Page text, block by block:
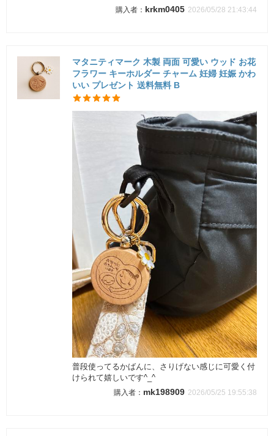
krkm0405 2026/05/28 21:43:44
マタニティマーク 木製 両面 可愛い ウッド お花
フラワー キーホルダー チャーム 妊婦 妊娠 かわ
いい プレゼント 送料無料 B
普段使ってるかばんに、さりげない感じに可愛く付
けられて嬉しいです^_^
mk198909 2026/05/25 19:55:38